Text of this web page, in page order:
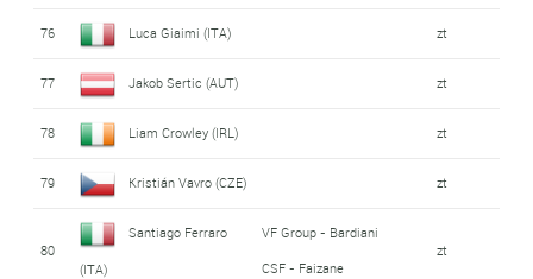
76 Luca Giaimi (ITA) zt
77 Jakob Sertic (AUT) zt
78 Liam Crowley (IRL) zt
79 Kristián Vavro (CZE) zt
80
Santiago Ferraro
(ITA)
VF Group - Bardiani
CSF - Faizane
zt